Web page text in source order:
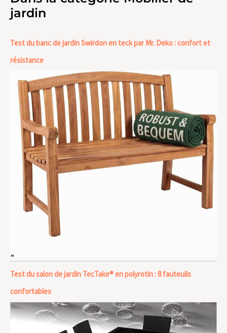
jardin
Test du banc de jardin Swirdon en teck par Mr. Deko : confort et
résistance
Test du salon de jardin TecTake® en polyrotin : 8 fauteuils
confortables